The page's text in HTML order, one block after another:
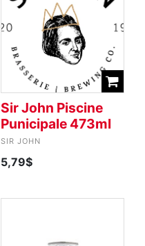
Sir John Piscine
Punicipale 473ml
SIR JOHN
5,79$